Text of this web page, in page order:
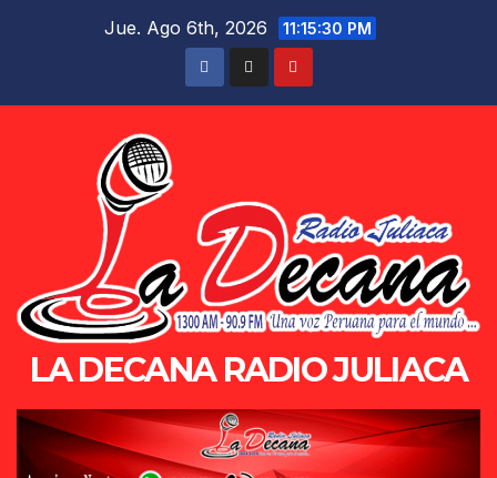
Jue. Ago 6th, 2026 11:15:31 PM
LA DECANA RADIO JULIACA